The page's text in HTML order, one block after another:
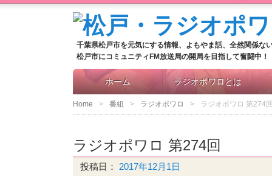
千葉県松戸市を元気にする情報、よもやま話、全然関係な
松戸市にコミュニティFM放送局の開局を目指して奮闘中！
ホーム ラジオポワロとは
Home 番組 ラジオポワロ ラジオポワロ 第274
ラジオポワロ 第274回
投稿日： 2017年12月1日